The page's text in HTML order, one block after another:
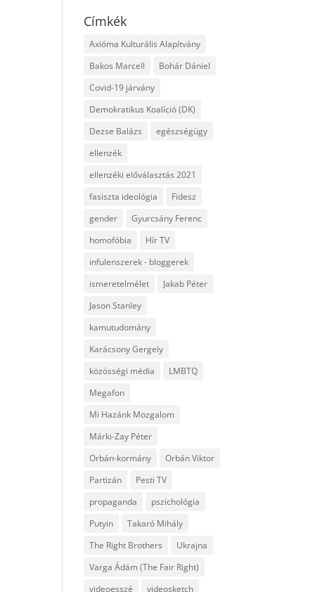
Címkék
Axióma Kulturális Alapítvány
Bakos Marcell
Bohár Dániel
Covid-19 járvány
Demokratikus Koalíció (DK)
Dezse Balázs
egészségügy
ellenzék
ellenzéki előválasztás 2021
fasiszta ideológia
Fidesz
gender
Gyurcsány Ferenc
homofóbia
Hír TV
infulenszerek - bloggerek
ismeretelmélet
Jakab Péter
Jason Stanley
kamutudomány
Karácsony Gergely
közösségi média
LMBTQ
Megafon
Mi Hazánk Mozgalom
Márki-Zay Péter
Orbán-kormány
Orbán Viktor
Partizán
Pesti TV
propaganda
pszichológia
Putyin
Takaró Mihály
The Right Brothers
Ukrajna
Varga Ádám (The Fair Right)
videoesszé
videosketch